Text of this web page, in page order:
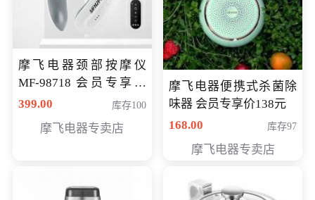
摩飞电器颈部按摩仪
MF-98718 会员专享价
299元
399.00 库存100
摩飞电器专卖店
摩飞电器便携式杀菌除
味器 会员专享价138元
168.00
库存97
摩飞电器专卖店